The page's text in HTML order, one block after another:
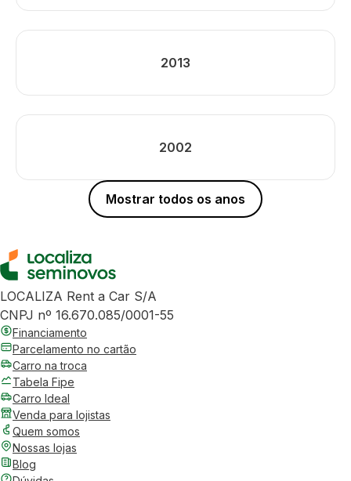
2013
2002
Mostrar todos os anos
LOCALIZA Rent a Car S/A
CNPJ nº 16.670.085/0001-55
Financiamento
Parcelamento no cartão
Carro na troca
Tabela Fipe
Carro Ideal
Venda para lojistas
Quem somos
Nossas lojas
Blog